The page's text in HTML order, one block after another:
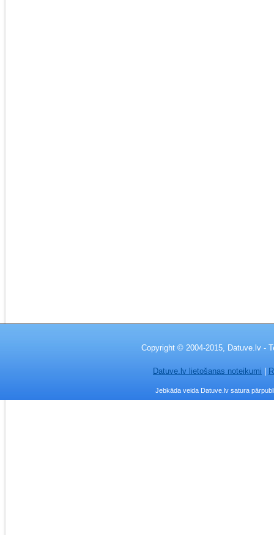
Copyright © 2004-2015, Datuve.lv -
Datuve.lv lietošanas noteikumi
Jebkāda veida Datuve.lv satura